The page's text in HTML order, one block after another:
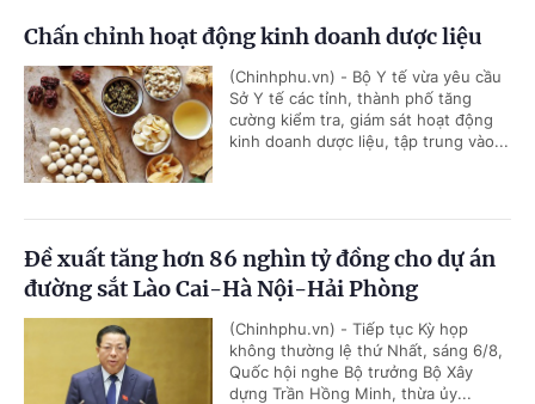
Chấn chỉnh hoạt động kinh doanh dược liệu
(Chinhphu.vn) - Bộ Y tế vừa yêu cầu
Sở Y tế các tỉnh, thành phố tăng
cường kiểm tra, giám sát hoạt động
kinh doanh dược liệu, tập trung vào...
Đề xuất tăng hơn 86 nghìn tỷ đồng cho dự án
đường sắt Lào Cai-Hà Nội-Hải Phòng
(Chinhphu.vn) - Tiếp tục Kỳ họp
không thường lệ thứ Nhất, sáng 6/8,
Quốc hội nghe Bộ trưởng Bộ Xây
dựng Trần Hồng Minh, thừa ủy...